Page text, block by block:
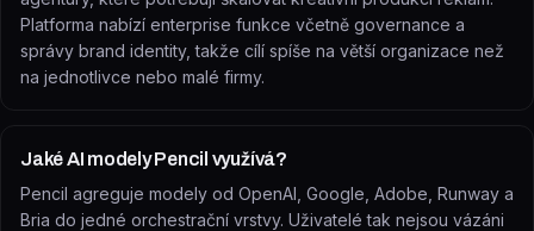
Platforma nabízí enterprise funkce včetně governance a
správy brand identity, takže cílí spíše na větší organizace než
na jednotlivce nebo malé firmy.
Jaké AI modely Pencil využívá?
Pencil agreguje modely od OpenAI, Google, Adobe, Runway a
Bria do jedné orchestrační vrstvy. Uživatelé tak nejsou vázáni